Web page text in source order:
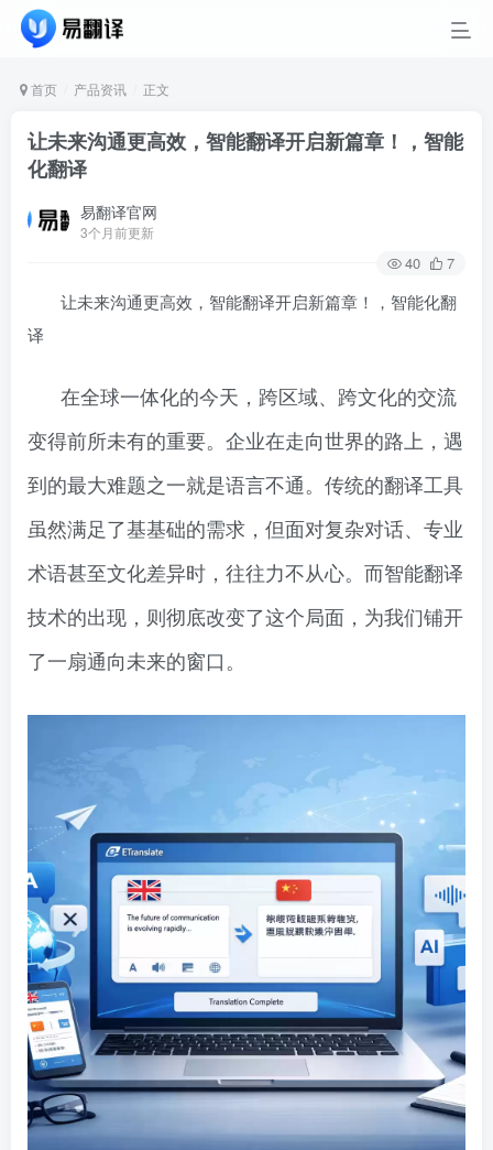
首页 产品资讯 正文
让未来沟通更高效，智能翻译开启新篇章！，智能
化翻译
易翻译官网
3个月前更新
40 7
让未来沟通更高效，智能翻译开启新篇章！，智能化翻
译
在全球一体化的今天，跨区域、跨文化的交流
变得前所未有的重要。企业在走向世界的路上，遇
到的最大难题之一就是语言不通。传统的翻译工具
虽然满足了基基础的需求，但面对复杂对话、专业
术语甚至文化差异时，往往力不从心。而智能翻译
技术的出现，则彻底改变了这个局面，为我们铺开
了一扇通向未来的窗口。